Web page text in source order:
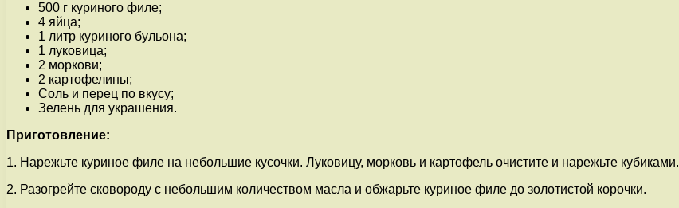
500 г куриного филе;
4 яйца;
1 литр куриного бульона;
1 луковица;
2 моркови;
2 картофелины;
Соль и перец по вкусу;
Зелень для украшения.
Приготовление:
1. Нарежьте куриное филе на небольшие кусочки. Луковицу, морковь и картофель очистите и нарежьте кубиками.
2. Разогрейте сковороду с небольшим количеством масла и обжарьте куриное филе до золотистой корочки.